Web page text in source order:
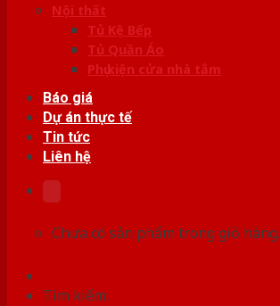
Nội thất
Tủ Kệ Bếp
Tủ Quần Áo
Phụ kiện cửa nhà tắm
Báo giá
Dự án thực tế
Tin tức
Liên hệ
Chưa có sản phẩm trong giỏ hàng.
Tìm kiếm: